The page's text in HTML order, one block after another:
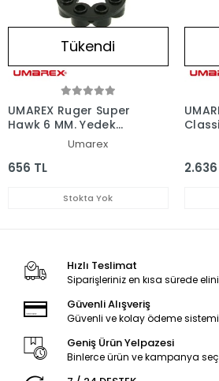
Tükendi
UMAREX Ruger Super
Hawk 6 MM. Yedek
Umarex
656 TL
Stokta Yok
Hızlı Teslimat
Siparişleriniz en kısa sürede
Güvenli Alışveriş
Güvenli ve kolay ödeme sistemi
Geniş Ürün Yelpazesi
Binlerce ürün ve kampanya